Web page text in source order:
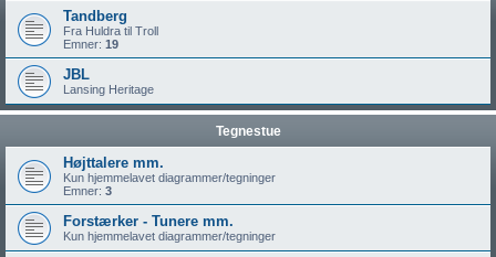
Tandberg
Fra Huldra til Troll
Emner: 19
JBL
Lansing Heritage
Tegnestue
Højttalere mm.
Kun hjemmelavet diagrammer/tegninger
Emner: 3
Forstærker - Tunere mm.
Kun hjemmelavet diagrammer/tegninger